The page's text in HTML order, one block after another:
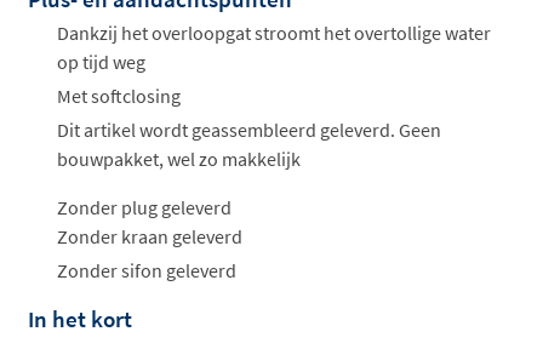
Dankzij het overloopgat stroomt het overtollige water
op tijd weg
Met softclosing
Dit artikel wordt geassembleerd geleverd. Geen
bouwpakket, wel zo makkelijk
Zonder plug geleverd
Zonder kraan geleverd
Zonder sifon geleverd
In het kort